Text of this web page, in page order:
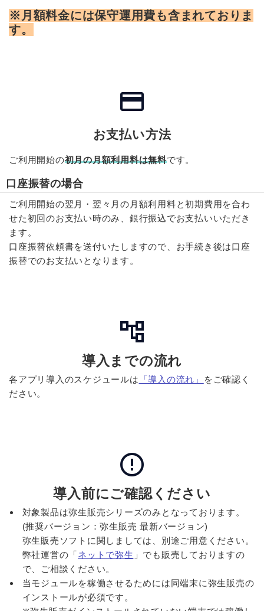
※月額料金には保守運用費も含まれておりま
す。
お支払い方法
ご利用開始の初月の月額利用料は無料です。
口座振替の場合
ご利用開始の翌月・翌々月の月額利用料と初期費用を合わ
せた初回のお支払い時のみ、銀行振込でお支払いいただき
ます。
口座振替依頼書を送付いたしますので、お手続き後は口座
振替でのお支払いとなります。
導入までの流れ
各アプリ導入のスケジュールは 「導入の流れ」
をご確認く
ださい。
導入前にご確認ください
対象製品は弥生販売シリーズのみとなっております。
(推奨バージョン：弥生販売 最新バージョン)
弥生販売ソフトに関しましては、別途ご用意ください。
弊社運営の「ネットで弥生 」でも販売しておりますの
で、ご相談ください。
当モジュールを稼働させるためには同端末に弥生販売の
インストールが必須です。